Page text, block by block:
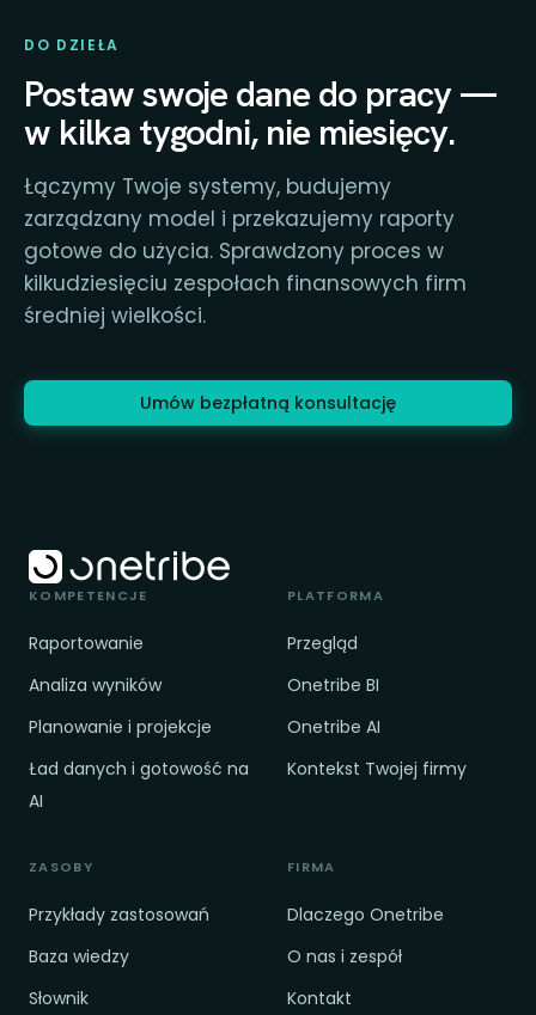
DO DZIEŁA
Postaw swoje dane do pracy —
w kilka tygodni, nie miesięcy.
Łączymy Twoje systemy, budujemy
zarządzany model i przekazujemy raporty
gotowe do użycia. Sprawdzony proces w
kilkudziesięciu zespołach finansowych firm
średniej wielkości.
Umów bezpłatną konsultację
KOMPETENCJE
Raportowanie
Analiza wyników
Planowanie i projekcje
Ład danych i gotowość na
AI
PLATFORMA
Przegląd
Onetribe BI
Onetribe AI
Kontekst Twojej firmy
ZASOBY
Przykłady zastosowań
Baza wiedzy
Słownik
FIRMA
Dlaczego Onetribe
O nas i zespół
Kontakt